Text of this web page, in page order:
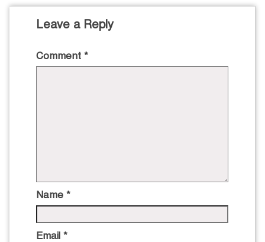
Leave a Reply
Comment *
Name *
Email *